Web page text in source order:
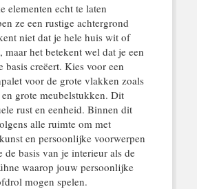
elementen echt te laten
ze een rustige achtergrond
niet dat je hele huis wit of
maar het betekent wel dat je een
basis creëert. Kies voor een
voor de grote vlakken zoals
grote meubelstukken. Dit
rust en eenheid. Binnen dit
alle ruimte om met
en persoonlijke voorwerpen
de basis van je interieur als de
waarop jouw persoonlijke
mogen spelen.